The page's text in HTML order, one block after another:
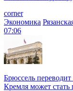
corner
Экономика
07:06
Брюссель
Кремля может стать